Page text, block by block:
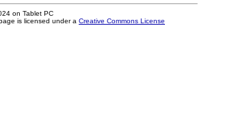
on Tablet PC
is licensed under a Creative Commons License